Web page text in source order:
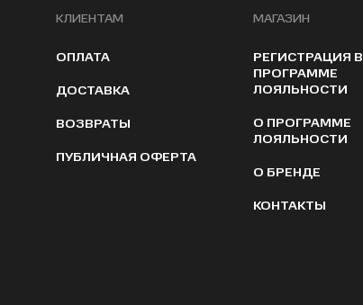
КЛИЕНТАМ
ОПЛАТА
ДОСТАВКА
ВОЗВРАТЫ
ПУБЛИЧНАЯ ОФЕРТА
МАГАЗИН
РЕГИСТРАЦИЯ В
ПРОГРАММЕ
ЛОЯЛЬНОСТИ
О ПРОГРАММЕ
ЛОЯЛЬНОСТИ
О БРЕНДЕ
КОНТАКТЫ